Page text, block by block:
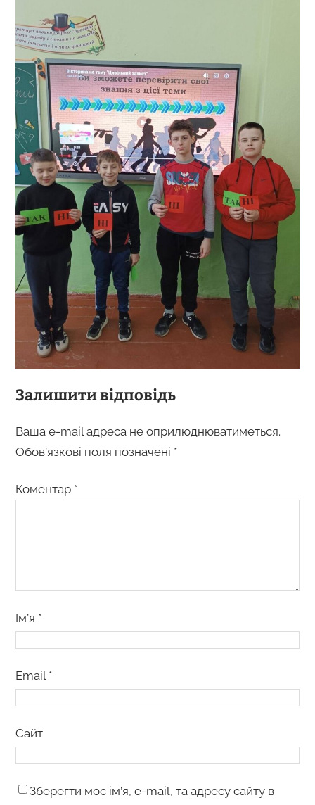
Залишити відповідь
Ваша e-mail адреса не оприлюднюватиметься.
Обов’язкові поля позначені *
Коментар *
Ім’я *
Email *
Сайт
Зберегти моє ім’я, e-mail, та адресу сайту в